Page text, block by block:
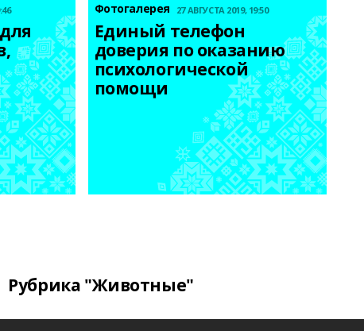
Фотогалерея 27 АВГУСТА 2019, 19:50
Единый телефон
доверия по оказанию
психологической
помощи
Рубрика "Животные"